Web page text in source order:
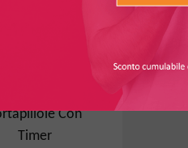
Con
Timer